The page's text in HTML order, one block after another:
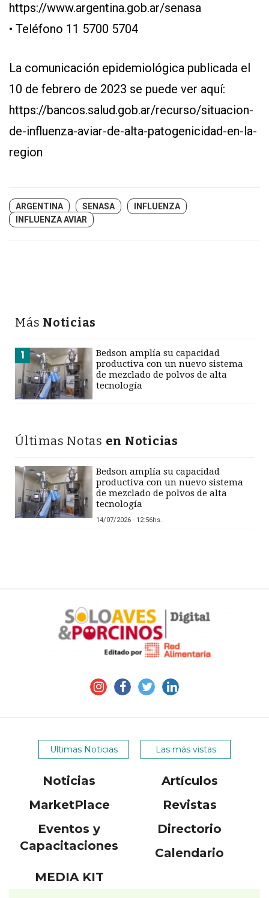
https://www.argentina.gob.ar/senasa
• Teléfono 11 5700 5704
La comunicación epidemiológica publicada el
10 de febrero de 2023 se puede ver aquí:
https://bancos.salud.gob.ar/recurso/situacion-
de-influenza-aviar-de-alta-patogenicidad-en-la-
region
ARGENTINA SENASA
INFLUENZA
INFLUENZA AVIAR
Más Noticias
1
Bedson amplía su capacidad
productiva con un nuevo sistema
de mezclado de polvos de alta
tecnología
Últimas Notas en Noticias
Bedson amplía su capacidad
productiva con un nuevo sistema
de mezclado de polvos de alta
tecnología
14/07/2026 - 12:56hs.
Ultimas Noticias Las más vistas
Noticias
Artículos
MarketPlace
Revistas
Eventos y
Capacitaciones
Directorio
Calendario
MEDIA KIT